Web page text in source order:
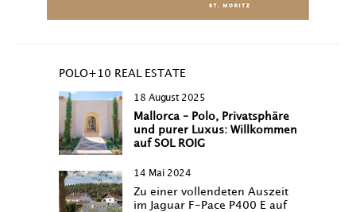
POLO+10 REAL ESTATE
18 August 2025
Mallorca – Polo, Privatsphäre
und purer Luxus: Willkommen
auf SOL ROIG
14 Mai 2024
Zu einer vollendeten Auszeit
im Jaguar F-Pace P400 E auf